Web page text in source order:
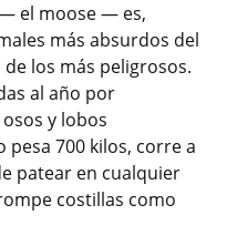
el moose — es,
más absurdos del
los más peligrosos.
al año por
y lobos
700 kilos, corre a
patear en cualquier
costillas como